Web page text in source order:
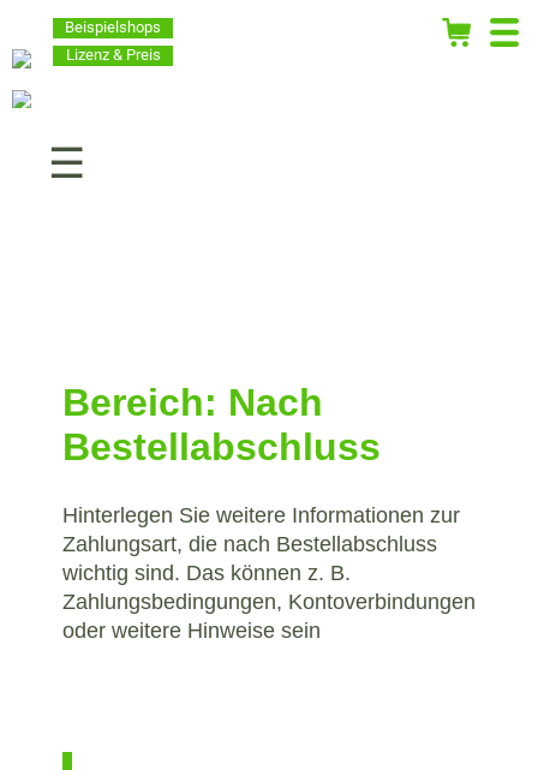
Beispielshops
Lizenz & Preis
Bereich: Nach
Bestellabschluss
Hinterlegen Sie weitere Informationen zur
Zahlungsart, die nach Bestellabschluss
wichtig sind. Das können z. B.
Zahlungsbedingungen, Kontoverbindungen
oder weitere Hinweise sein